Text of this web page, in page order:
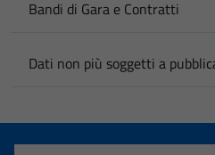
Bandi di Gara e Contratti
Dati non più soggetti a